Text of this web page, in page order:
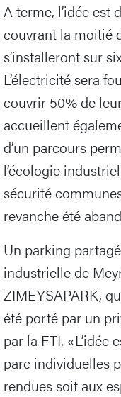
A terme, l’idée est
couvrant la moitié
s’installeront sur
L’électricité sera
couvrir 50% de
accueillent
d’un parcours
l’écologie
sécurité
revanche été
Un parking
industrielle de
ZIMEYSAPARK,
été porté par un
par la FTI. «L’idée
parc individuelles
rendues soit aux